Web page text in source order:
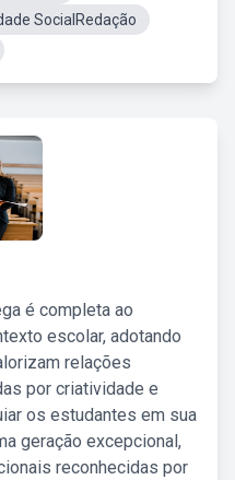
SocialRedação
é completa ao
escolar, adotando
relações
por criatividade e
os estudantes em sua
geração excepcional,
reconhecidas por